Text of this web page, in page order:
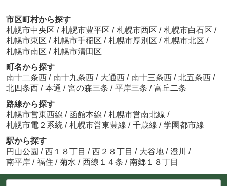
市区町村から探す
札幌市中央区 / 札幌市豊平区 / 札幌市西区 / 札幌市白石区 /
札幌市東区 / 札幌市手稲区 / 札幌市厚別区 / 札幌市北区 /
札幌市南区 / 札幌市清田区
町名から探す
南十二条西 / 南十九条西 / 大通西 / 南十三条西 / 北五条西 /
北四条西 / 本通 / 宮の森三条 / 平岸三条 / 富丘二条
路線から探す
札幌市営東西線 / 函館本線 / 札幌市営南北線 /
札幌市電２系統 / 札幌市営東豊線 / 千歳線 / 学園都市線
駅から探す
円山公園 / 西１８丁目 / 西２８丁目 / 大谷地 / 澄川 /
南平岸 / 福住 / 菊水 / 西線１４条 / 南郷１８丁目